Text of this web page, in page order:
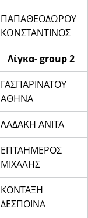
ΠΑΠΑΘΕΟΔΩΡΟΥ
ΚΩΝΣΤΑΝΤΙΝΟΣ
Λίγκα- group 2
ΓΑΣΠΑΡΙΝΑΤΟΥ
ΑΘΗΝΑ
ΛΑΔΑΚΗ ΑΝΙΤΑ
ΕΠΤΑΗΜΕΡΟΣ
ΜΙΧΑΛΗΣ
ΚΟΝΤΑΞΗ
ΔΕΣΠΟΙΝΑ